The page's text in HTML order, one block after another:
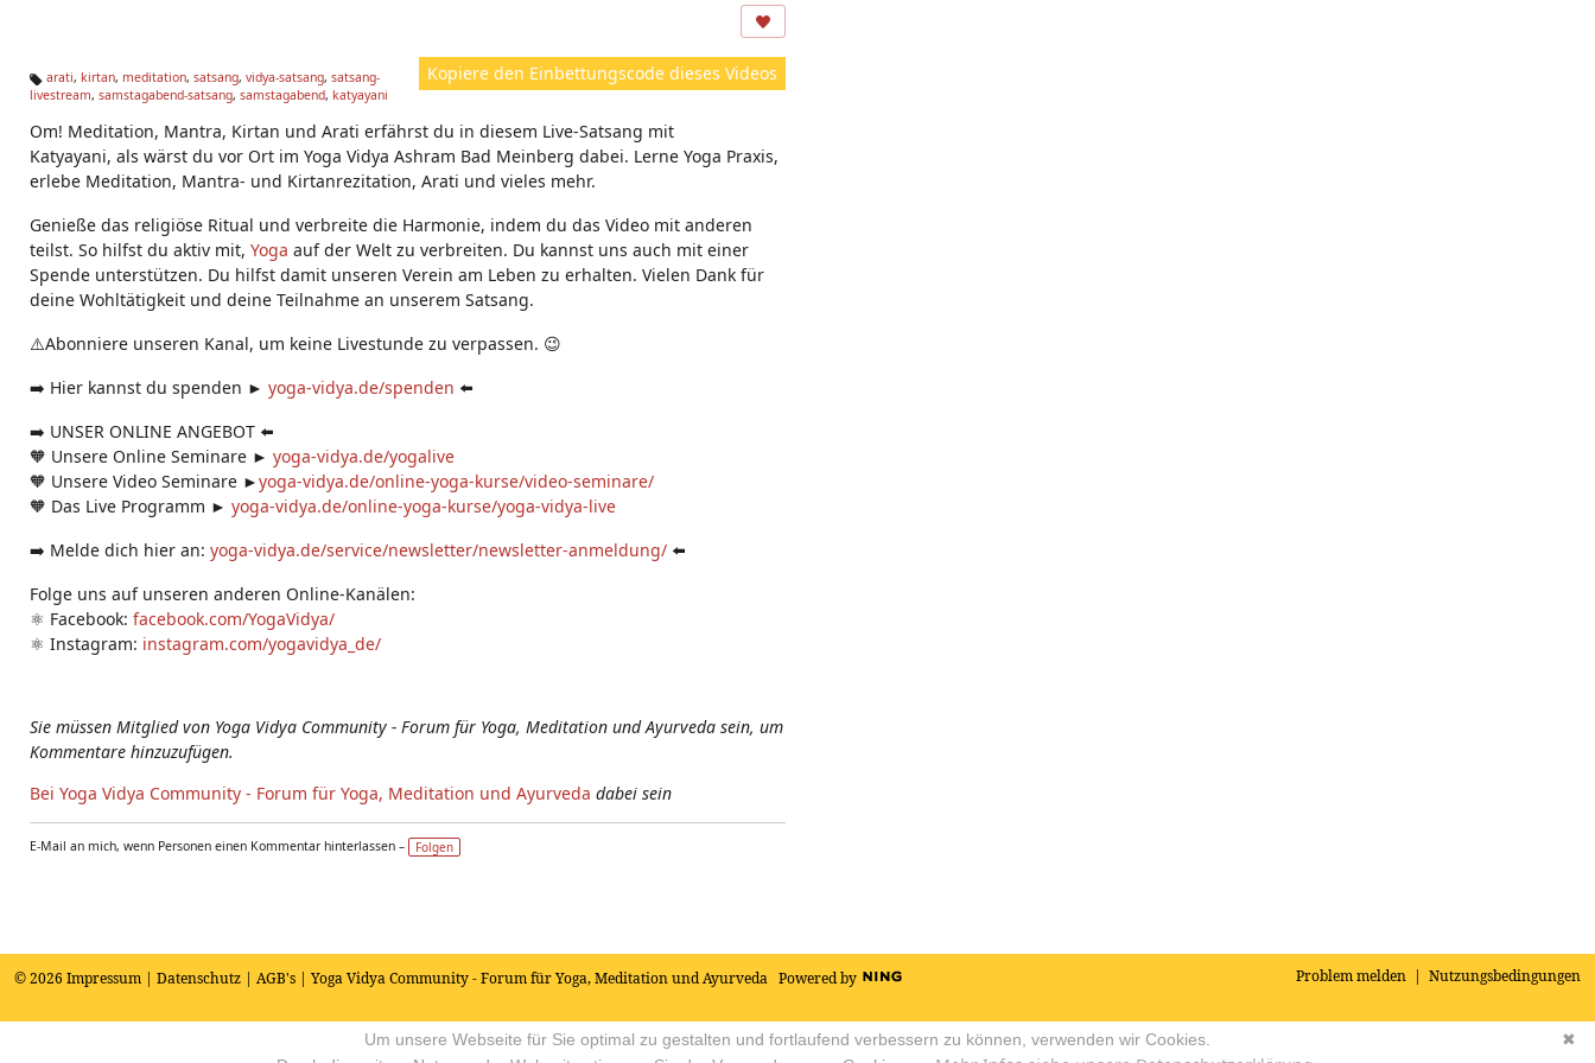
ns
ic
ht
e
Kopiere den Einbettungscode dieses Videos
Ta
s:
arati, kirtan, meditation, satsang, vidya-satsang, satsang-
livestream, samstagabend-satsang, samstagabend, katyayani
Om! Meditation, Mantra, Kirtan und Arati erfährst du in diesem Live-Satsang mit
Katyayani, als wärst du vor Ort im Yoga Vidya Ashram Bad Meinberg dabei. Lerne Yoga Praxis,
erlebe Meditation, Mantra- und Kirtanrezitation, Arati und vieles mehr.
Genieße das religiöse Ritual und verbreite die Harmonie, indem du das Video mit anderen
teilst. So hilfst du aktiv mit, Yoga auf der Welt zu verbreiten. Du kannst uns auch mit einer
Spende unterstützen. Du hilfst damit unseren Verein am Leben zu erhalten. Vielen Dank für
deine Wohltätigkeit und deine Teilnahme an unserem Satsang.
⚠️Abonniere unseren Kanal, um keine Livestunde zu verpassen. 😉
➡️ Hier kannst du spenden ► yoga-vidya.de/spenden ⬅️
➡️ UNSER ONLINE ANGEBOT ⬅️
🧡 Unsere Online Seminare ► yoga-vidya.de/yogalive
🧡 Unsere Video Seminare ►yoga-vidya.de/online-yoga-kurse/video-seminare/
🧡 Das Live Programm ► yoga-vidya.de/online-yoga-kurse/yoga-vidya-live
➡️ Melde dich hier an: yoga-vidya.de/service/newsletter/newsletter-anmeldung/ ⬅️
Folge uns auf unseren anderen Online-Kanälen:
⚛️ Facebook: facebook.com/YogaVidya/
⚛️ Instagram: instagram.com/yogavidya_de/
Sie müssen Mitglied von Yoga Vidya Community - Forum für Yoga, Meditation und Ayurveda sein, um
Kommentare hinzuzufügen.
Bei Yoga Vidya Community - Forum für Yoga, Meditation und Ayurveda dabei sein
E-Mail an mich, wenn Personen einen Kommentar hinterlassen – Folgen
Problem melden | Nutzungsbedingungen
© 2026 Impressum | Datenschutz | AGB's | Yoga Vidya Community - Forum für Yoga, Meditation und Ayurveda Powered by
✖
Um unsere Webseite für Sie optimal zu gestalten und fortlaufend verbessern zu können, verwenden wir Cookies.